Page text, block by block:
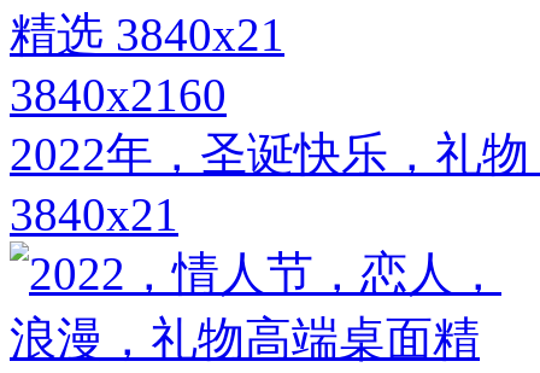
3840x2160
2022年，圣诞快乐，礼
3840x21